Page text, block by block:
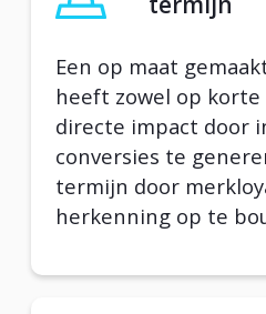
Een op maat
heeft zowel op
directe impact door
conversies te
termijn door
herkenning op te